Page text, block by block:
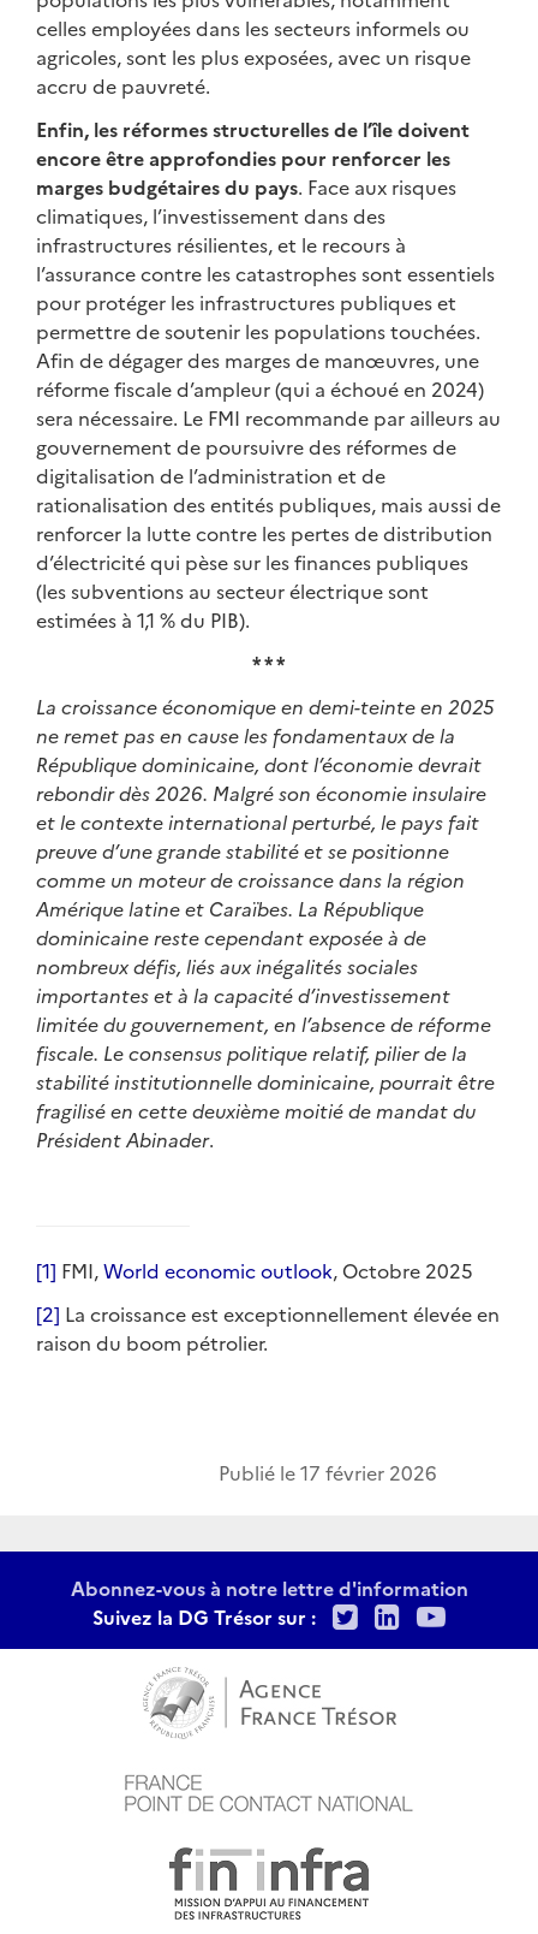
celles employées dans les secteurs informels ou
agricoles, sont les plus exposées, avec un risque
accru de pauvreté.
Enfin, les réformes structurelles de l’île doivent
encore être approfondies pour renforcer les
marges budgétaires du pays. Face aux risques
climatiques, l’investissement dans des
infrastructures résilientes, et le recours à
l’assurance contre les catastrophes sont essentiels
pour protéger les infrastructures publiques et
permettre de soutenir les populations touchées.
Afin de dégager des marges de manœuvres, une
réforme fiscale d’ampleur (qui a échoué en 2024)
sera nécessaire. Le FMI recommande par ailleurs au
gouvernement de poursuivre des réformes de
digitalisation de l’administration et de
rationalisation des entités publiques, mais aussi de
renforcer la lutte contre les pertes de distribution
d’électricité qui pèse sur les finances publiques
(les subventions au secteur électrique sont
estimées à 1,1 % du PIB).
* * *
La croissance économique en demi-teinte en 2025
ne remet pas en cause les fondamentaux de la
République dominicaine, dont l’économie devrait
rebondir dès 2026. Malgré son économie insulaire
et le contexte international perturbé, le pays fait
preuve d’une grande stabilité et se positionne
comme un moteur de croissance dans la région
Amérique latine et Caraïbes. La République
dominicaine reste cependant exposée à de
nombreux défis, liés aux inégalités sociales
importantes et à la capacité d’investissement
limitée du gouvernement, en l’absence de réforme
fiscale. Le consensus politique relatif, pilier de la
stabilité institutionnelle dominicaine, pourrait être
fragilisé en cette deuxième moitié de mandat du
Président Abinader.
[1] FMI,World economic outlook, Octobre 2025
[2] La croissance est exceptionnellement élevée en
raison du boom pétrolier.
Publié le17 février 2026
Abonnez-vous à notre lettre d'information
Suivez la DG Trésor sur :
TwitterLinkedIn